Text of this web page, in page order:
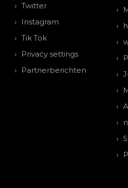
Twitter
Instagram
Tik Tok
Privacy settings
Partnerberichten